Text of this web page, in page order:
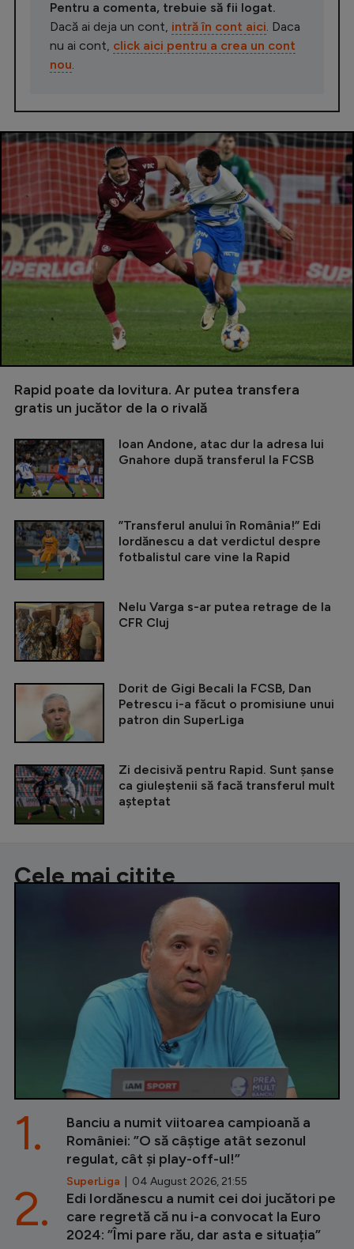
Pentru a comenta, trebuie să fii logat.
Dacă ai deja un cont, intră în cont aici . Daca
nu ai cont, click aici pentru a crea un cont
nou
Rapid poate da lovitura. Ar putea transfera
gratis un jucător de la o rivală
Ioan Andone, atac dur la adresa lui
Gnahore după transferul la FCSB
”Transferul anului în România!” Edi
Iordănescu a dat verdictul despre
fotbalistul care vine la Rapid
Nelu Varga s-ar putea retrage de la
CFR Cluj
Dorit de Gigi Becali la FCSB, Dan
Petrescu i-a făcut o promisiune unui
patron din SuperLiga
Zi decisivă pentru Rapid. Sunt șanse
ca giuleștenii să facă transferul mult
așteptat
Cele mai citite
Banciu a numit viitoarea campioană a
României: ”O să câștige atât sezonul
regulat, cât și play-off-ul!”
SuperLiga | 04 August 2026, 21:55
1.
Edi Iordănescu a numit cei doi jucători pe
care regretă că nu i-a convocat la Euro
2024: ”Îmi pare rău, dar asta e situația”
2.